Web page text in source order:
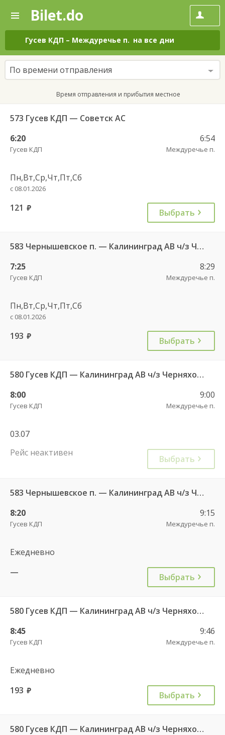
—
Поиск
и
покупка
билетов
на
автобус
онлайн
Bilet.do
Гусев КДП – Междуречье п. на все дни
По времени отправления
Время отправления и прибытия местное
573 Гусев КДП — Советск АС
6:20
Гусев КДП
6:54
Междуречье п.
Пн,Вт,Ср,Чт,Пт,Сб
с 08.01.2026
121 руб. Выбрать
583 Чернышевское п. — Калининград АВ ч/з Черняховск АС
7:25
Гусев КДП
8:29
Междуречье п.
Пн,Вт,Ср,Чт,Пт,Сб
с 08.01.2026
193 руб. Выбрать
580 Гусев КДП — Калининград АВ ч/з Черняховск АС
8:00
Гусев КДП
9:00
Междуречье п.
03.07
Рейс неактивен
Выбрать
583 Чернышевское п. — Калининград АВ ч/з Черняховск АС
8:20
Гусев КДП
9:15
Междуречье п.
Ежедневно
—
Выбрать
580 Гусев КДП — Калининград АВ ч/з Черняховск АС
8:45
Гусев КДП
9:46
Междуречье п.
Ежедневно
193 руб. Выбрать
580 Гусев КДП — Калининград АВ ч/з Черняховск АС